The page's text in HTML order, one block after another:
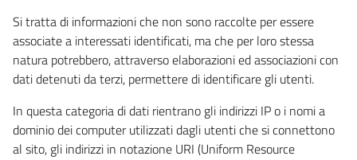
Si tratta di informazioni che non sono raccolte per essere
associate a interessati identificati, ma che per loro stessa
natura potrebbero, attraverso elaborazioni ed associazioni con
dati detenuti da terzi, permettere di identificare gli utenti.
In questa categoria di dati rientrano gli indirizzi IP o i nomi a
dominio dei computer utilizzati dagli utenti che si connettono
al sito, gli indirizzi in notazione URI (Uniform Resource